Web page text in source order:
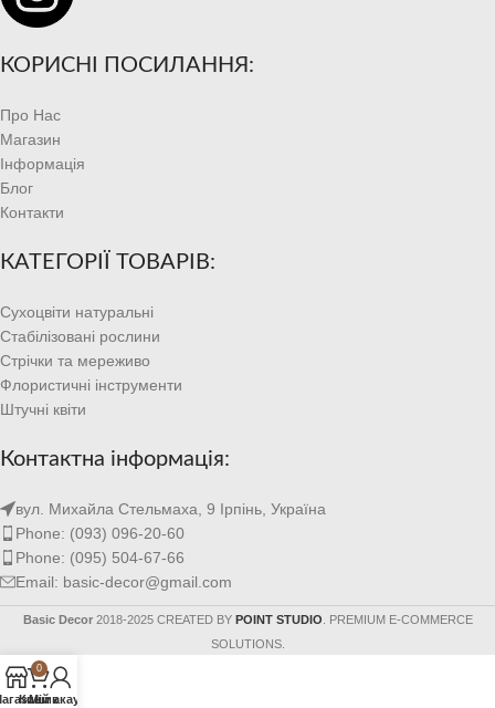
КОРИСНІ ПОСИЛАННЯ:
Про Нас
Магазин
Інформація
Блог
Контакти
КАТЕГОРІЇ ТОВАРІВ:
Сухоцвіти натуральні
Стабілізовані рослини
Стрічки та мереживо
Флористичні інструменти
Штучні квіти
Контактна інформація:
вул. Михайла Стельмаха, 9 Ірпінь, Україна
Phone: (093) 096-20-60
Phone: (095) 504-67-66
Email: basic-decor@gmail.com
Basic Decor 2018-2025 CREATED BY POINT STUDIO . PREMIUM E-COMMERCE
SOLUTIONS.
0
Кошик
Мій акаунт